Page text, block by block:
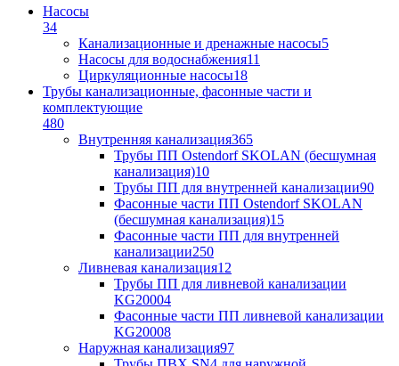
Насосы
34
Канализационные и дренажные насосы5
Насосы для водоснабжения11
Циркуляционные насосы18
Трубы канализационные, фасонные части и
комплектующие
480
Внутренняя канализация365
Трубы ПП Ostendorf SKOLAN (бесшумная
канализация)10
Трубы ПП для внутренней канализации90
Фасонные части ПП Ostendorf SKOLAN
(бесшумная канализация)15
Фасонные части ПП для внутренней
канализации250
Ливневая канализация12
Трубы ПП для ливневой канализации
KG20004
Фасонные части ПП ливневой канализации
KG20008
Наружная канализация97